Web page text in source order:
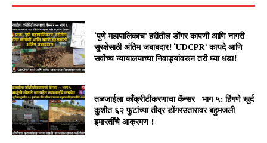
‘पुणे महापालिकाच’ हद्दीतील डोंगर कापणी आणि नागरी
सुरक्षेसाठी अंतिम जबाबदार! ‘UDCPR’ कायदे आणि
सर्वोच्च न्यायालयाच्या निवाड्यांवरून तरी घ्या धडा!
तळजाईला काँक्रीटीकरणाचा कॅन्सर—भाग ५: हिंगणे खुर्द
कुशीत ६२ फुटांच्या तीव्र डोंगरउतारावर बहुमजली
इमारतींचे आक्रमण !